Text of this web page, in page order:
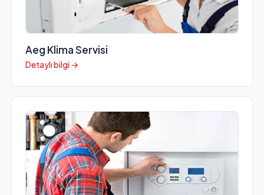
Aeg Klima Servisi
Detaylı bilgi →